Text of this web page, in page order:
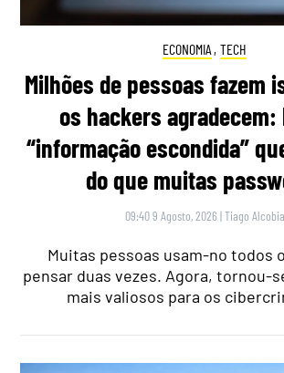
ECONOMIA , TECH
Milhões de pessoas fazem
os hackers agradecem:
“informação escondida”
do que muitas
09:40 9 Agosto, 2026 |Tiago Alcobia
Muitas pessoas usam-no todos
pensar duas vezes. Agora, tornou-
mais valiosos para os